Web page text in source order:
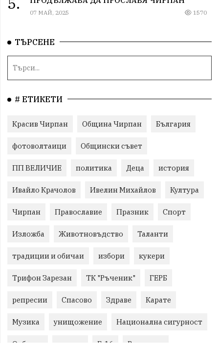
07 МАЙ, 2025 1570
ТЪРСЕНЕ
# ЕТИКЕТИ
Красив Чирпан Община Чирпан България
фотоволтаици Общински съвет
ПП ВЕЛИЧИЕ политика Деца история
Ивайло Крачолов Ивелин Михайлов Култура
Чирпан Православие Празник Спорт
Изложба Животновъдство Таланти
традиции и обичаи избори кукери
Трифон Зарезан ТК "Ръченик" ГЕРБ
репресии Спасово Здраве Карате
Музика унищожение Национална сигурност
Отбрана F-16 Великден